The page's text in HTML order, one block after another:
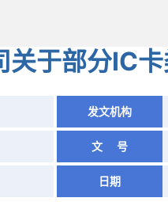
于部分IC
发文机构
文 号
日期